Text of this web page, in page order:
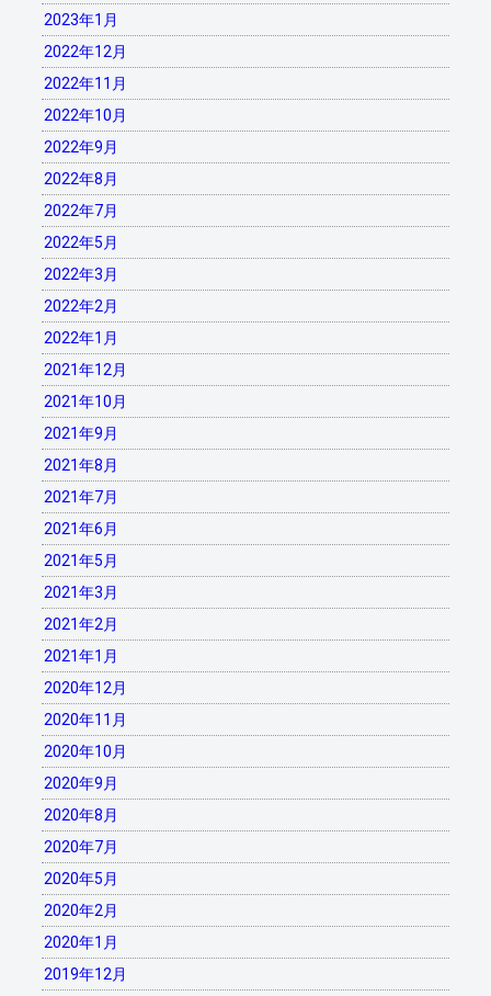
2023年1月
2022年12月
2022年11月
2022年10月
2022年9月
2022年8月
2022年7月
2022年5月
2022年3月
2022年2月
2022年1月
2021年12月
2021年10月
2021年9月
2021年8月
2021年7月
2021年6月
2021年5月
2021年3月
2021年2月
2021年1月
2020年12月
2020年11月
2020年10月
2020年9月
2020年8月
2020年7月
2020年5月
2020年2月
2020年1月
2019年12月